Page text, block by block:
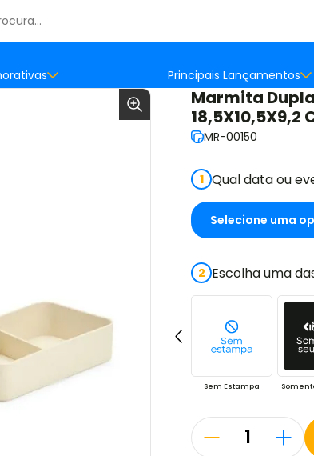
Principais Lançamentos
Marmita
18,5X10,5X9,2
MR-00150
1 Qual data ou
2 Escolha uma
Sem Estampa